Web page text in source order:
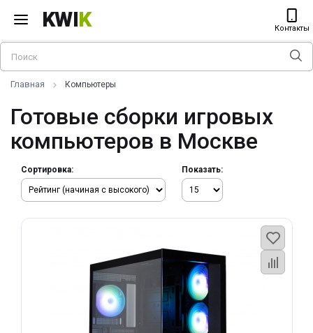
KWIK Контакты
Главная Компьютеры
Готовые сборки игровых
компьютеров в Москве
Сортировка: Показать: